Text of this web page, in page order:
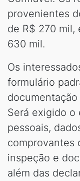
provenientes
de R$ 270 mil,
630 mil.
Os
formulário
Será exigido o
pessoais,
comprovantes
inspeção e
além das